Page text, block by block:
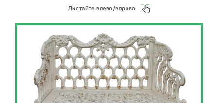
у нас и получайте изделия высочайшей степени
Отправьте ваш проект по лазерной резке труб
или задайте любой вопрос в наш WhatsApp
https://wa.me/+79268941500 или на почту
kp@металлэкспресс.рф.
Листайте влево/вправо